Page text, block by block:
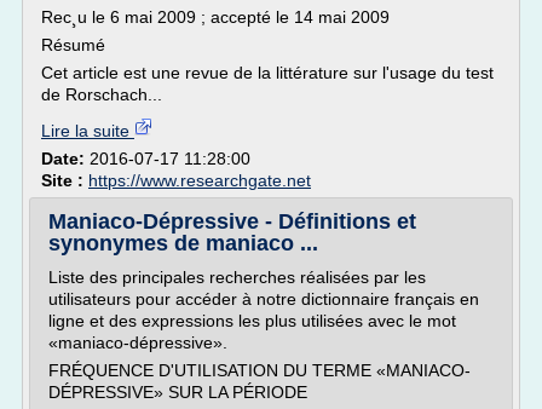
Rec¸u le 6 mai 2009 ; accepté le 14 mai 2009
Résumé
Cet article est une revue de la littérature sur l'usage du test
de Rorschach...
Lire la suite
Date: 2016-07-17 11:28:00
Site : https://www.researchgate.net
Maniaco-Dépressive - Définitions et
synonymes de maniaco ...
Liste des principales recherches réalisées par les
utilisateurs pour accéder à notre dictionnaire français en
ligne et des expressions les plus utilisées avec le mot
«maniaco-dépressive».
FRÉQUENCE D'UTILISATION DU TERME «MANIACO-
DÉPRESSIVE» SUR LA PÉRIODE